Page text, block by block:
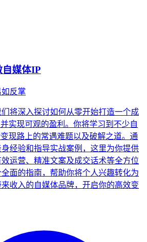
自媒体IP
反掌
将深入探讨如何从零开始打造一个成
实现可观的盈利。你将学习到不少自
现路上的常遇难题以及破解之道。通
经验和指导实战案例，这里为你提供
效运营、精准文案及成交话术等全方位
面的指南，帮助你将个人兴趣转化为
收入的自媒体品牌，开启你的高效变